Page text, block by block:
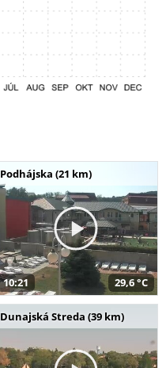
Podhájska (21 km)
10:21 29,6 °C
Dunajská Streda (39 km)